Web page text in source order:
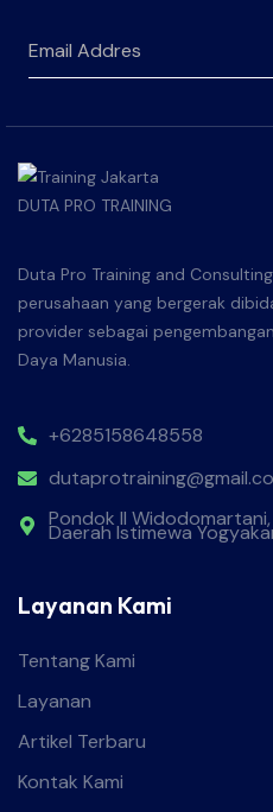
Duta Pro Training and
perusahaan yang bergerak
provider sebagai
Daya Manusia.
+6285158648558
Pondok II Widodomartani,
Daerah Istimewa
Layanan Kami
Tentang Kami
Layanan
Artikel Terbaru
Kontak Kami